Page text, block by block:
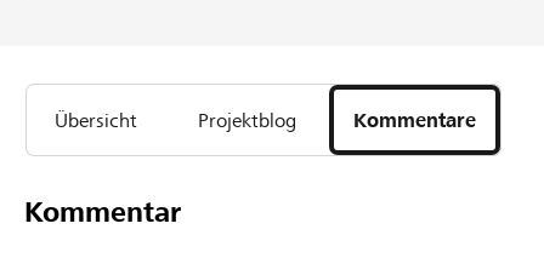
Übersicht Projektblog Kommentare
Kommentar